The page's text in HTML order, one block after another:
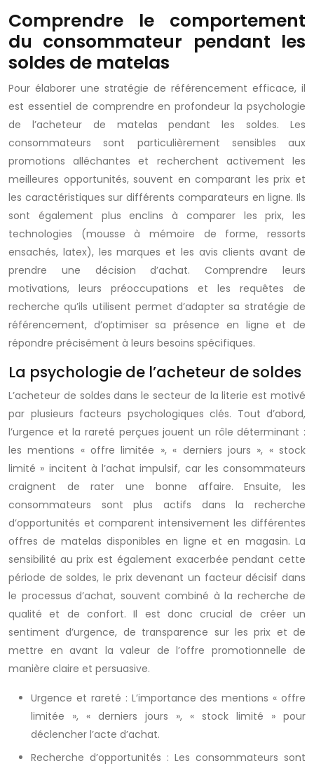
Comprendre le comportement
du consommateur pendant les
soldes de matelas
Pour élaborer une stratégie de référencement efficace, il
est essentiel de comprendre en profondeur la psychologie
de l’acheteur de matelas pendant les soldes. Les
consommateurs sont particulièrement sensibles aux
promotions alléchantes et recherchent activement les
meilleures opportunités, souvent en comparant les prix et
les caractéristiques sur différents comparateurs en ligne. Ils
sont également plus enclins à comparer les prix, les
technologies (mousse à mémoire de forme, ressorts
ensachés, latex), les marques et les avis clients avant de
prendre une décision d’achat. Comprendre leurs
motivations, leurs préoccupations et les requêtes de
recherche qu’ils utilisent permet d’adapter sa stratégie de
référencement, d’optimiser sa présence en ligne et de
répondre précisément à leurs besoins spécifiques.
La psychologie de l’acheteur de soldes
L’acheteur de soldes dans le secteur de la literie est motivé
par plusieurs facteurs psychologiques clés. Tout d’abord,
l’urgence et la rareté perçues jouent un rôle déterminant :
les mentions « offre limitée », « derniers jours », « stock
limité » incitent à l’achat impulsif, car les consommateurs
craignent de rater une bonne affaire. Ensuite, les
consommateurs sont plus actifs dans la recherche
d’opportunités et comparent intensivement les différentes
offres de matelas disponibles en ligne et en magasin. La
sensibilité au prix est également exacerbée pendant cette
période de soldes, le prix devenant un facteur décisif dans
le processus d’achat, souvent combiné à la recherche de
qualité et de confort. Il est donc crucial de créer un
sentiment d’urgence, de transparence sur les prix et de
mettre en avant la valeur de l’offre promotionnelle de
manière claire et persuasive.
Urgence et rareté : L’importance des mentions « offre
limitée », « derniers jours », « stock limité » pour
déclencher l’acte d’achat.
Recherche d’opportunités : Les consommateurs sont